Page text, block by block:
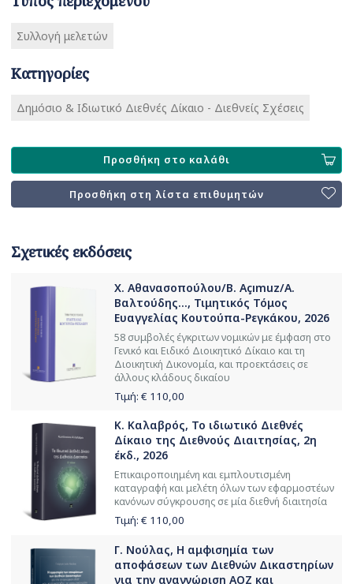
Συλλογή μελετών
Κατηγορίες
Δημόσιο & Ιδιωτικό Διεθνές Δίκαιο - Διεθνείς Σχέσεις
Προσθήκη στο καλάθι
Προσθήκη στη λίστα επιθυμητών
Σχετικές εκδόσεις
Χ. Αθανασοπούλου/B. Açımuz/Α.
Βαλτούδης..., Τιμητικός Τόμος
Ευαγγελίας Κουτούπα-Ρεγκάκου, 2026
58 συμβολές έγκριτων νομικών με έμφαση στο
Γενικό και Ειδικό Διοικητικό Δίκαιο και τη
Διοικητική Δικονομία, και προεκτάσεις σε
άλλους κλάδους δικαίου
Τιμή: € 110,00
Κ. Καλαβρός, Το ιδιωτικό Διεθνές
Δίκαιο της Διεθνούς Διαιτησίας, 2η
έκδ., 2026
Επικαιροποιημένη και εμπλουτισμένη
καταγραφή και μελέτη όλων των εφαρμοστέων
κανόνων σύγκρουσης σε μία διεθνή διαιτησία
Τιμή: € 110,00
Γ. Νούλας, Η αμφισημία των
αποφάσεων των Διεθνών Δικαστηρίων
για την αναγνώριση ΑΟΖ και